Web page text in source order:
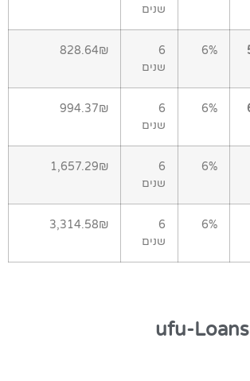
שנים
6%
6
שנים
828.64₪
6%
6
שנים
994.37₪
6%
6
שנים
1,657.29₪
6%
6
שנים
3,314.58₪
ufu-Loans